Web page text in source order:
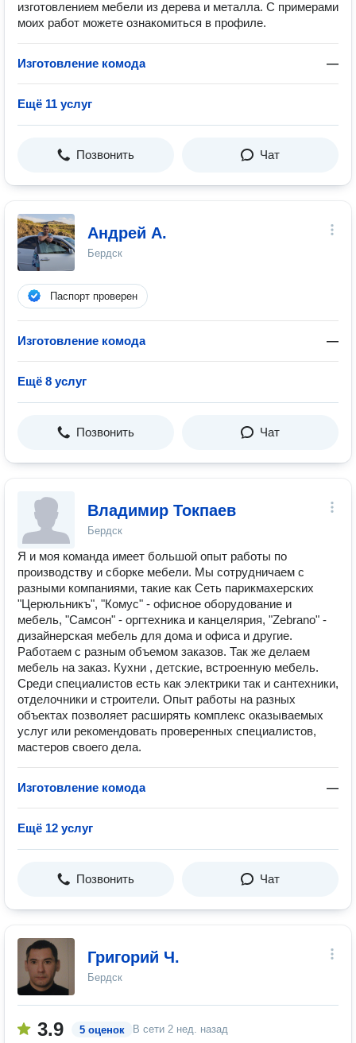
изготовлением мебели из дерева и металла. С примерами
моих работ можете ознакомиться в профиле.
Изготовление комода —
Ещё 11 услуг
Позвонить Чат
Андрей А.
Бердск
Паспорт проверен
Изготовление комода —
Ещё 8 услуг
Позвонить Чат
Владимир Токпаев
Бердск
Я и моя команда имеет большой опыт работы по
производству и сборке мебели. Мы сотрудничаем с
разными компаниями, такие как Сеть парикмахерских
"Церюльникъ", "Комус" - офисное оборудование и
мебель, "Самсон" - оргтехника и канцелярия, "Zebrano" -
дизайнерская мебель для дома и офиса и другие.
Работаем с разным объемом заказов. Так же делаем
мебель на заказ. Кухни , детские, встроенную мебель.
Среди специалистов есть как электрики так и сантехники,
отделочники и строители. Опыт работы на разных
объектах позволяет расширять комплекс оказываемых
услуг или рекомендовать проверенных специалистов,
мастеров своего дела.
Изготовление комода —
Ещё 12 услуг
Позвонить Чат
Григорий Ч.
Бердск
3.9 5 оценок В сети 2 нед. назад